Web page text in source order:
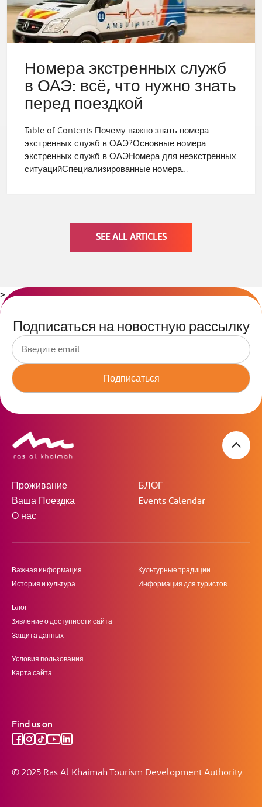
Номера экстренных служб
в ОАЭ: всё, что нужно знать
перед поездкой
Table of Contents Почему важно знать номера
экстренных служб в ОАЭ?Основные номера
экстренных служб в ОАЭНомера для неэкстренных
ситуацийСпециализированные номера…
SEE ALL ARTICLES
>
Подписаться на новостную рассылку
Подписаться
Проживание
Ваша Поездка
О нас
БЛОГ
Events Calendar
Важная информация
История и культура
Культурные традиции
Информация для туристов
Блог
3явление о доступности сайта
Защита данных
Условия пользования
Карта сайта
Find us on
© 2025 Ras Al Khaimah Tourism Development Authority.